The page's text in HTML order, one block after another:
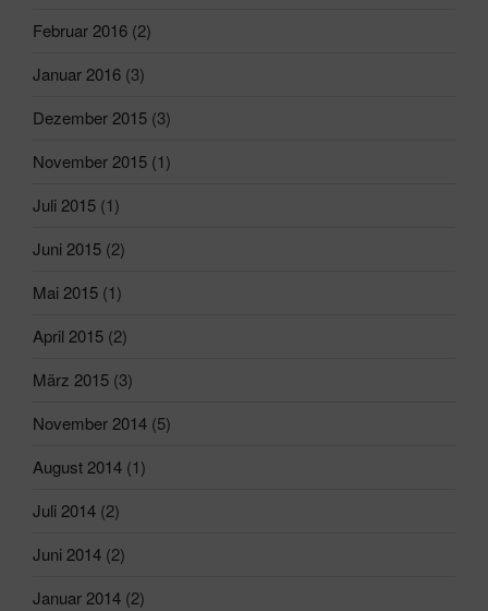
Februar 2016 (2)
Januar 2016 (3)
Dezember 2015 (3)
November 2015 (1)
Juli 2015 (1)
Juni 2015 (2)
Mai 2015 (1)
April 2015 (2)
März 2015 (3)
November 2014 (5)
August 2014 (1)
Juli 2014 (2)
Juni 2014 (2)
Januar 2014 (2)